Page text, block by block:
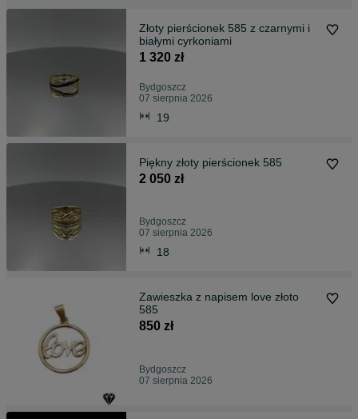
Złoty pierścionek 585 z czarnymi i
białymi cyrkoniami
1 320 zł
Bydgoszcz
07 sierpnia 2026
19
Piękny złoty pierścionek 585
2 050 zł
Bydgoszcz
07 sierpnia 2026
18
Zawieszka z napisem love złoto
585
850 zł
Bydgoszcz
07 sierpnia 2026